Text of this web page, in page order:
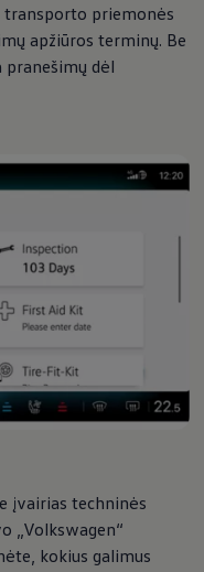
transporto priemonės
apžiūros terminų. Be
dėl
įvairias techninės
„Volkswagen“
kokius galimus